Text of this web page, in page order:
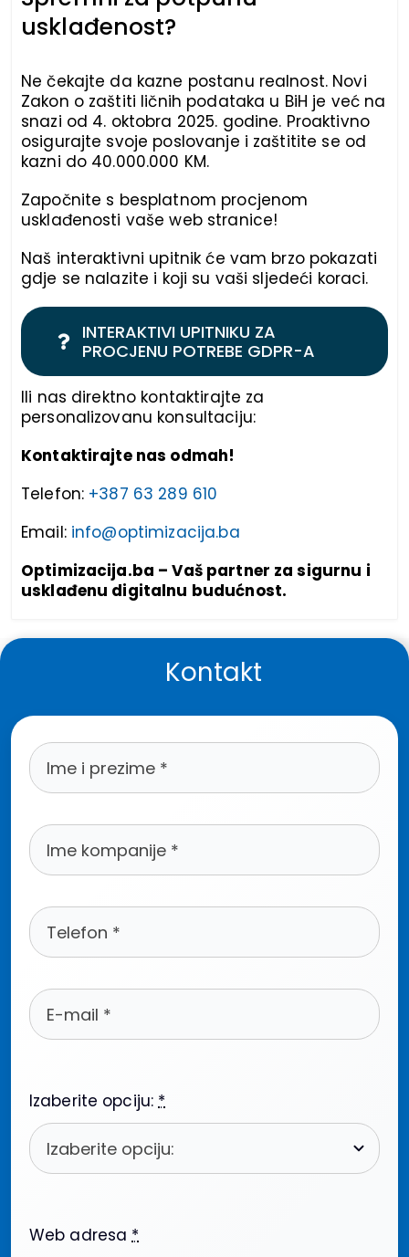
usklađenost?
Ne čekajte da kazne postanu realnost. Novi
Zakon o zaštiti ličnih podataka u BiH je već na
snazi od 4. oktobra 2025. godine. Proaktivno
osigurajte svoje poslovanje i zaštitite se od
kazni do 40.000.000 KM.
Započnite s besplatnom procjenom
usklađenosti vaše web stranice!
Naš interaktivni upitnik će vam brzo pokazati
gdje se nalazite i koji su vaši sljedeći koraci.
INTERAKTIVI UPITNIKU ZA
PROCJENU POTREBE GDPR-A
Ili nas direktno kontaktirajte za
personalizovanu konsultaciju:
Kontaktirajte nas odmah!
Telefon: +387 63 289 610
Email:info@optimizacija.ba
Optimizacija.ba – Vaš partner za sigurnu i
usklađenu digitalnu budućnost.
Kontakt
Izaberite opciju:*
Web adresa*